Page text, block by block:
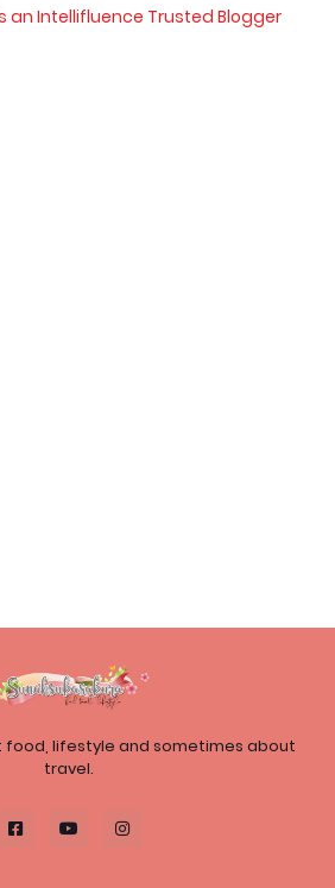
food, lifestyle and sometimes about
travel.